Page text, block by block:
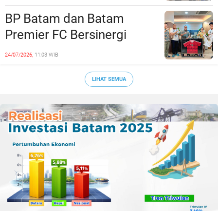
Era Digital
BP Batam dan Batam
Premier FC Bersinergi
Cetak Generasi Emas
24/07/2026, 11:03 WIB
LIHAT SEMUA